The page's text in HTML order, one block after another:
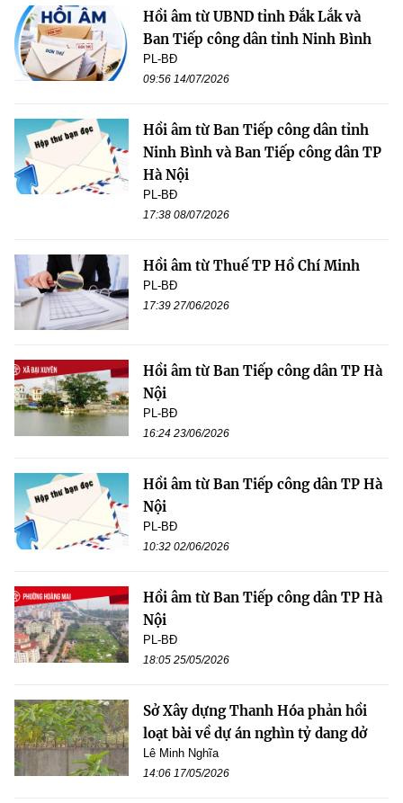
Hồi âm từ UBND tỉnh Đắk Lắk và
Ban Tiếp công dân tỉnh Ninh Bình
PL-BĐ
09:56 14/07/2026
Hồi âm từ Ban Tiếp công dân tỉnh
Ninh Bình và Ban Tiếp công dân TP
Hà Nội
PL-BĐ
17:38 08/07/2026
Hồi âm từ Thuế TP Hồ Chí Minh
PL-BĐ
17:39 27/06/2026
Hồi âm từ Ban Tiếp công dân TP Hà
Nội
PL-BĐ
16:24 23/06/2026
Hồi âm từ Ban Tiếp công dân TP Hà
Nội
PL-BĐ
10:32 02/06/2026
Hồi âm từ Ban Tiếp công dân TP Hà
Nội
PL-BĐ
18:05 25/05/2026
Sở Xây dựng Thanh Hóa phản hồi
loạt bài về dự án nghìn tỷ dang dở
Lê Minh Nghĩa
14:06 17/05/2026